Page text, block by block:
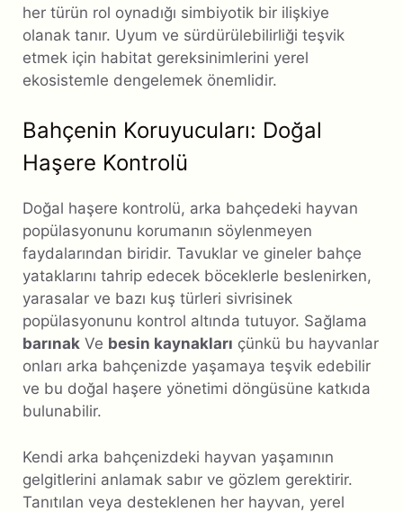
her türün rol oynadığı simbiyotik bir ilişkiye
olanak tanır. Uyum ve sürdürülebilirliği teşvik
etmek için habitat gereksinimlerini yerel
ekosistemle dengelemek önemlidir.
Bahçenin Koruyucuları: Doğal
Haşere Kontrolü
Doğal haşere kontrolü, arka bahçedeki hayvan
popülasyonunu korumanın söylenmeyen
faydalarından biridir. Tavuklar ve gineler bahçe
yataklarını tahrip edecek böceklerle beslenirken,
yarasalar ve bazı kuş türleri sivrisinek
popülasyonunu kontrol altında tutuyor. Sağlama
barınak Ve besin kaynakları çünkü bu hayvanlar
onları arka bahçenizde yaşamaya teşvik edebilir
ve bu doğal haşere yönetimi döngüsüne katkıda
bulunabilir.
Kendi arka bahçenizdeki hayvan yaşamının
gelgitlerini anlamak sabır ve gözlem gerektirir.
Tanıtılan veya desteklenen her hayvan, yerel